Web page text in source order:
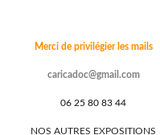
Merci de privilégier les mails
caricadoc@gmail.com
06 25 80 83 44
NOS AUTRES EXPOSITIONS